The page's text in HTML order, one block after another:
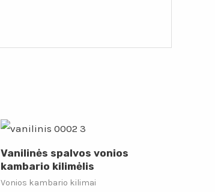
Vanilinės spalvos vonios
kambario kilimėlis
Vonios kambario kilimai